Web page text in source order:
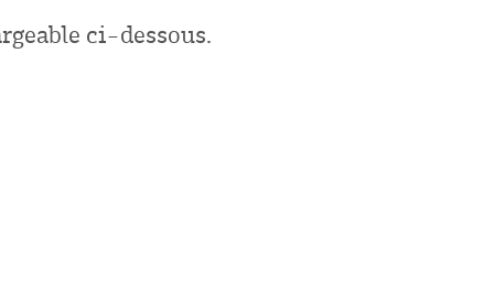
ci-dessous.